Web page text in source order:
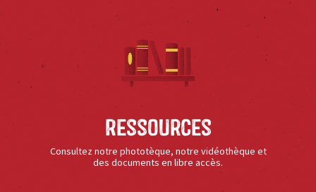
Ressources
Consultez notre phototèque, notre vidéothèque et
des documents en libre accès.